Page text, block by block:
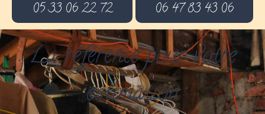
05 33 06 22 72 06 47 83 43 06
La référence pour votre
estimation